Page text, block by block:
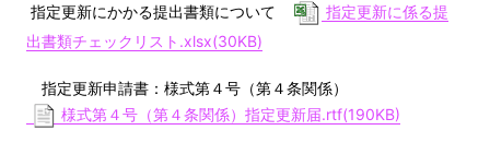
指定更新にかかる提出書類について
指定更新に係る提
出書類チェックリスト.xlsx(30KB)
指定更新申請書：様式第４号（第４条関係）
様式第４号（第４条関係）指定更新届.rtf(190KB)